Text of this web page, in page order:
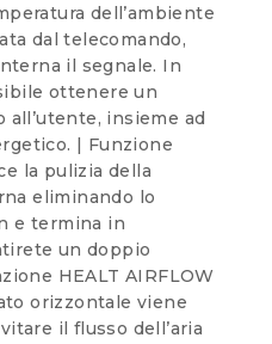
dell’ambiente
dal telecomando,
il segnale. In
ottenere un
insieme ad
| Funzione
la pulizia della
eliminando lo
e termina in
un doppio
HEALT AIRFLOW
orizzontale viene
il flusso dell’aria